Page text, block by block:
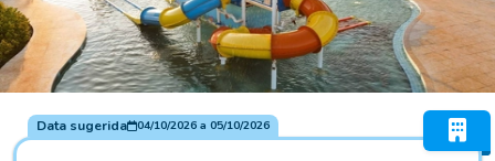
Data sugerida 04/10/2026a 05/10/2026